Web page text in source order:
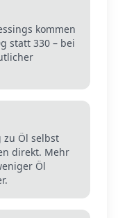
kommen
statt 330 – bei
zu Öl selbst
direkt. Mehr
Öl